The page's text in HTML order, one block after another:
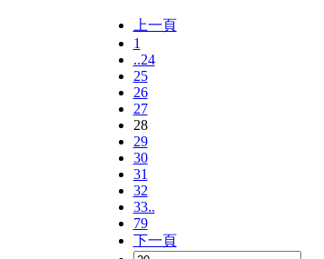
上一頁
1
..24
25
26
27
28
29
30
31
32
33..
79
下一頁